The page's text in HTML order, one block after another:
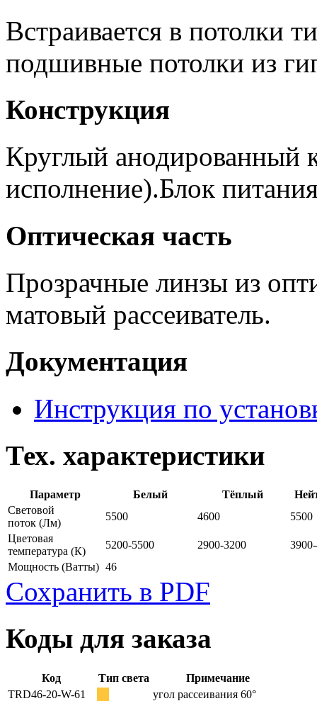
Встраивается в потолки
подшивные потолки из
Конструкция
Круглый анодированный
исполнение).Блок
Оптическая часть
Прозрачные линзы из
матовый рассеиватель.
Документация
Инструкция по
Тех. характеристики
Параметр Белый Тёплый
Световой
поток (Лм)
5500 4600
5500
Цветовая
температура (К)
5200-5500 2900-3200
Мощность (Ватты) 46
Сохранить в PDF
Коды для заказа
Код Тип света
Примечание
TRD46-20-W-61
угол рассеивания 60°